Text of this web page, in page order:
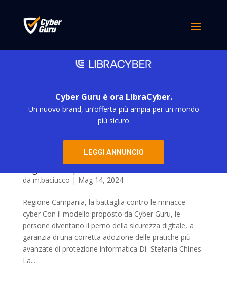
Cyber Guru è ora LibraCyber.
Un nuovo brand, un’offerta più ampia per un mondo
più sicuro
LEGGI ANNUNCIO
da m.baciucco | Mag 14, 2024
Regione Campania, la battaglia contro le minacce
cyber Con il modello proposto da Cyber Guru, le
persone diventano il perno della sicurezza digitale, a
garanzia di una corretta adozione delle pratiche più
avanzate di protezione informatica Di Stefania Chines
La...